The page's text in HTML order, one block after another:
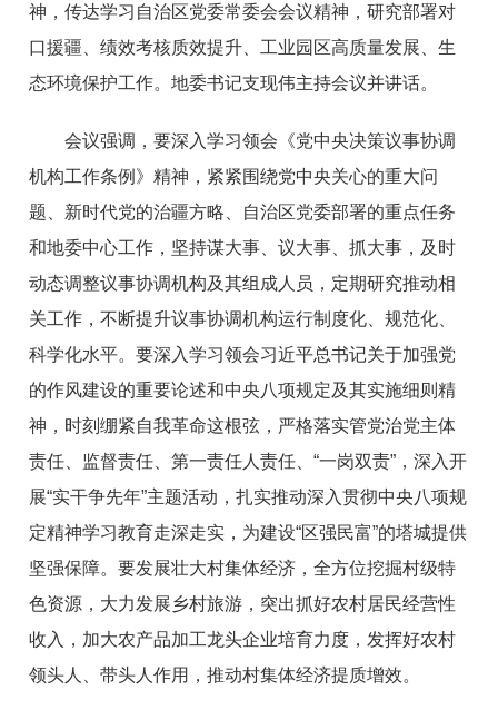
神，传达学习自治区党委常委会会议精神，研究部署对
口援疆、绩效考核质效提升、工业园区高质量发展、生
态环境保护工作。地委书记支现伟主持会议并讲话。
会议强调，要深入学习领会《党中央决策议事协调
机构工作条例》精神，紧紧围绕党中央关心的重大问
题、新时代党的治疆方略、自治区党委部署的重点任务
和地委中心工作，坚持谋大事、议大事、抓大事，及时
动态调整议事协调机构及其组成人员，定期研究推动相
关工作，不断提升议事协调机构运行制度化、规范化、
科学化水平。要深入学习领会习近平总书记关于加强党
的作风建设的重要论述和中央八项规定及其实施细则精
神，时刻绷紧自我革命这根弦，严格落实管党治党主体
责任、监督责任、第一责任人责任、“一岗双责”，深入开
展“实干争先年”主题活动，扎实推动深入贯彻中央八项规
定精神学习教育走深走实，为建设“区强民富”的塔城提供
坚强保障。要发展壮大村集体经济，全方位挖掘村级特
色资源，大力发展乡村旅游，突出抓好农村居民经营性
收入，加大农产品加工龙头企业培育力度，发挥好农村
领头人、带头人作用，推动村集体经济提质增效。